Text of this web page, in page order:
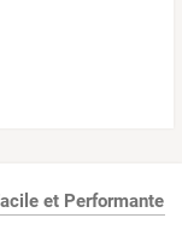
et Performante